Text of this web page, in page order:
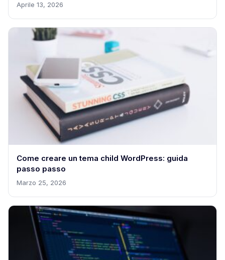
Aprile 13, 2026
Come creare un tema child WordPress: guida
passo passo
Marzo 25, 2026